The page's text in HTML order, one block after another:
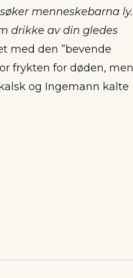
menneskebarna ly.
drikke av din gledes
med den ”bevende
frykten for døden, men
og Ingemann kalte